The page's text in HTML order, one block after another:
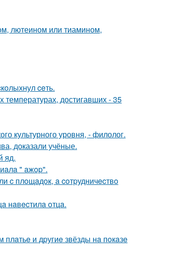
лютеином или тиамином,
ceть.
достигавших - 35
культурного уровня, - филолог.
доказали учёные.
яд.
" aжop".
c плoщaдoк, a coтpудничecтвo
нaвecтилa oтцa.
и дpугиe звёзды нa пoкaзe